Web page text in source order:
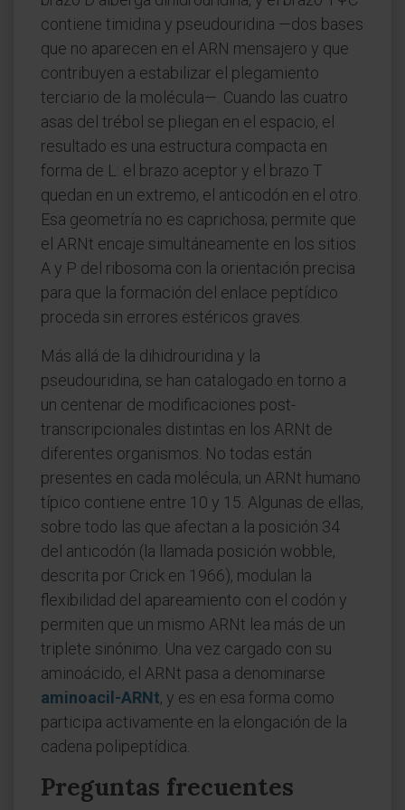
contiene timidina y pseudouridina —dos bases
que no aparecen en el ARN mensajero y que
contribuyen a estabilizar el plegamiento
terciario de la molécula—. Cuando las cuatro
asas del trébol se pliegan en el espacio, el
resultado es una estructura compacta en
forma de L: el brazo aceptor y el brazo T
quedan en un extremo, el anticodón en el otro.
Esa geometría no es caprichosa; permite que
el ARNt encaje simultáneamente en los sitios
A y P del ribosoma con la orientación precisa
para que la formación del enlace peptídico
proceda sin errores estéricos graves.
Más allá de la dihidrouridina y la
pseudouridina, se han catalogado en torno a
un centenar de modificaciones post-
transcripcionales distintas en los ARNt de
diferentes organismos. No todas están
presentes en cada molécula; un ARNt humano
típico contiene entre 10 y 15. Algunas de ellas,
sobre todo las que afectan a la posición 34
del anticodón (la llamada posición wobble,
descrita por Crick en 1966), modulan la
flexibilidad del apareamiento con el codón y
permiten que un mismo ARNt lea más de un
triplete sinónimo. Una vez cargado con su
aminoácido, el ARNt pasa a denominarse
aminoacil-ARNt, y es en esa forma como
participa activamente en la elongación de la
cadena polipeptídica.
Preguntas frecuentes